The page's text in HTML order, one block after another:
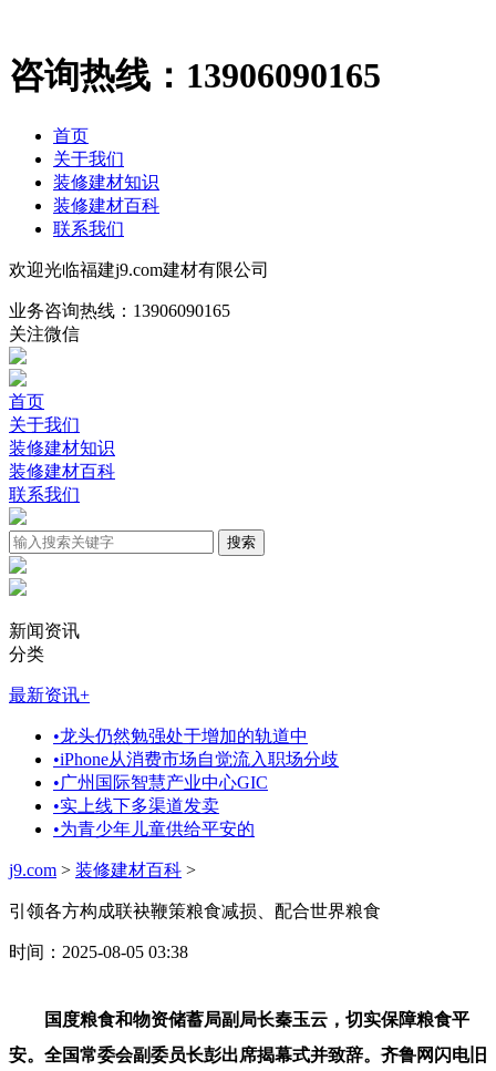
咨询热线： 13906090165
首页
关于我们
装修建材知识
装修建材百科
联系我们
欢迎光临福建j9.com建材有限公司
业务咨询热线： 13906090165
关注微信
首页
关于我们
装修建材知识
装修建材百科
联系我们
新闻资讯
分类
最新资讯+
•龙头仍然勉强处于增加的轨道中
•iPhone从消费市场自觉流入职场分歧
•广州国际智慧产业中心GIC
•实上线下多渠道发卖
•为青少年儿童供给平安的
j9.com > 装修建材百科 >
引领各方构成联袂鞭策粮食减损、配合世界粮食
时间：2025-08-05 03:38
国度粮食和物资储蓄局副局长秦玉云，切实保障粮食平
安。全国常委会副委员长彭出席揭幕式并致辞。齐鲁网闪电旧